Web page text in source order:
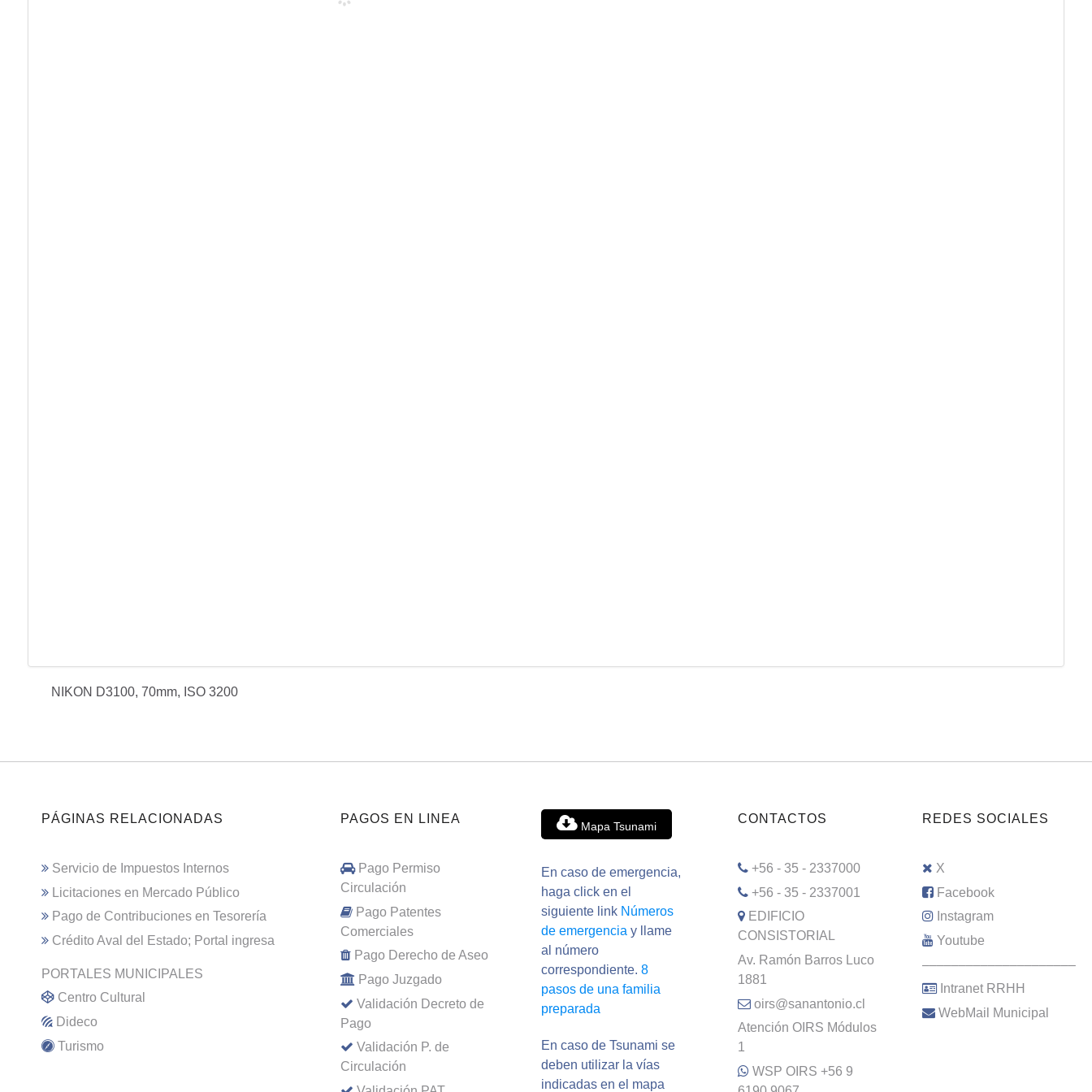
NIKON D3100, 70mm, ISO 3200
PÁGINAS RELACIONADAS
Servicio de Impuestos Internos
Licitaciones en Mercado Público
Pago de Contribuciones en Tesorería
Crédito Aval del Estado; Portal ingresa
PORTALES MUNICIPALES
Centro Cultural
Dideco
Turismo
PAGOS EN LINEA
Pago Permiso
Circulación
Pago Patentes
Comerciales
Pago Derecho de Aseo
Pago Juzgado
Validación Decreto de
Pago
Validación P. de
Circulación
Mapa Tsunami
En caso de emergencia,
haga click en el
siguiente link Números
de emergencia y llame
al número
correspondiente. 8
pasos de una familia
preparada
En caso de Tsunami se
deben utilizar la vías
indicadas en el mapa
CONTACTOS
+56 - 35 - 2337000
+56 - 35 - 2337001
EDIFICIO
CONSISTORIAL
Av. Ramón Barros Luco
1881
oirs@sanantonio.cl
Atención OIRS Módulos
1
WSP OIRS +56 9
REDES SOCIALES
X
Facebook
Instagram
Youtube
–––––––––––––––––––––
Intranet RRHH
WebMail Municipal